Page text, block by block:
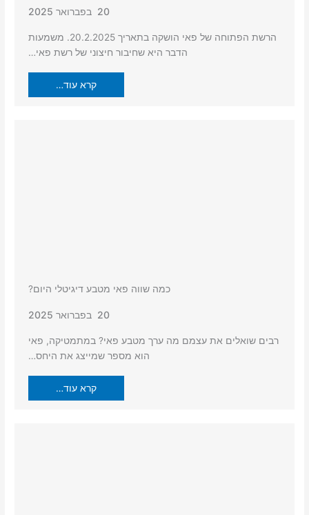
20 בפברואר 2025
הרשת הפתוחה של פאי הושקה בתאריך 20.2.2025. משמעות
הדבר היא שחיבור חיצוני של רשת פאי…
קרא עוד…
כמה שווה פאי מטבע דיגיטלי היום?
20 בפברואר 2025
רבים שואלים את עצמם מה ערך מטבע פאי? במתמטיקה, פאי
הוא מספר שמייצג את היחס…
קרא עוד…